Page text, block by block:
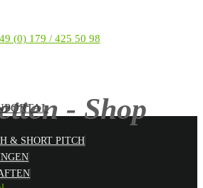
(0) 179 / 425 50 98
- Shop
& SHORT PITCH